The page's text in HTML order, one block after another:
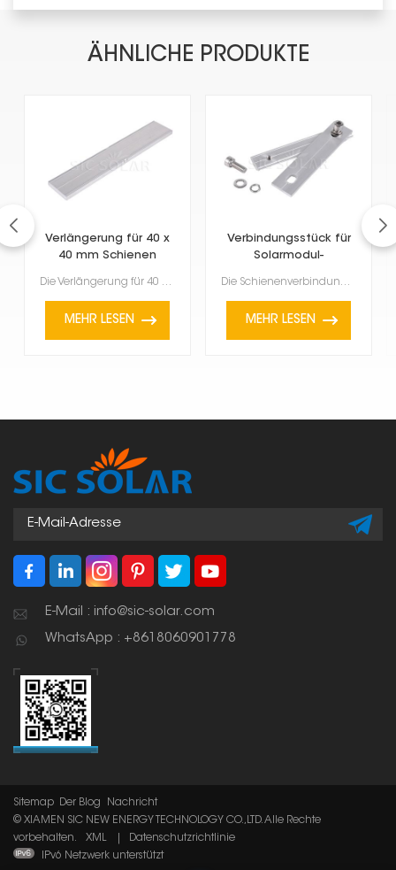
ÄHNLICHE PRODUKTE
Verlängerung für 40 x
40 mm Schienen
Die Verlängerung für 40 x 40 mm-Schienen dient dazu, vorhandene Montageschienen für Photovoltaikanla...
MEHR LESEN
Verbindungsstück für
Solarmodul-
Die Schienenverbindung für die Solarmodulmontage ist ein wichtiger Bestandteil der Befestigung von S...
MEHR LESEN
E-Mail : info@sic-solar.com
WhatsApp : +8618060901778
Sitemap Der Blog
Nachricht
© XIAMEN SIC NEW ENERGY TECHNOLOGY CO.,LTD. Alle Rechte
vorbehalten.
XML
Datenschutzrichtlinie
IPv6 Netzwerk unterstützt